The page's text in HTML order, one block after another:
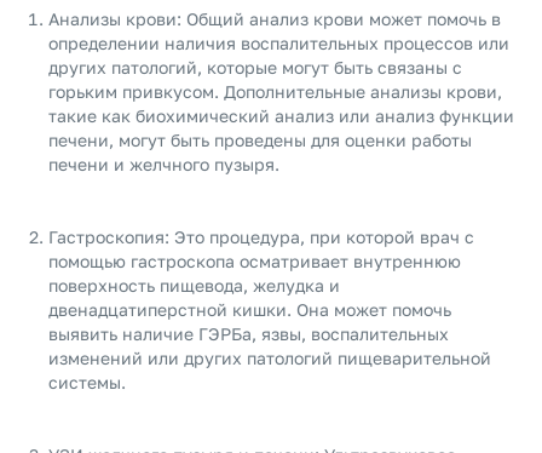
Анализы крови: Общий анализ крови может помочь в
определении наличия воспалительных процессов или
других патологий, которые могут быть связаны с
горьким привкусом. Дополнительные анализы крови,
такие как биохимический анализ или анализ функции
печени, могут быть проведены для оценки работы
печени и желчного пузыря.
Гастроскопия: Это процедура, при которой врач с
помощью гастроскопа осматривает внутреннюю
поверхность пищевода, желудка и
двенадцатиперстной кишки. Она может помочь
выявить наличие ГЭРБа, язвы, воспалительных
изменений или других патологий пищеварительной
системы.